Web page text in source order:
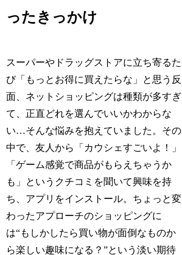
ったきっかけ
スーパーやドラッグストアに立ち寄るた
び「もっとお得に買えたらな」と思う反
面、ネットショッピングは種類が多すぎ
て、正直どれを選んでいいかわからな
い…そんな悩みを抱えていました。その
中で、友人から「カウシェすごいよ！」
「ゲーム感覚で商品がもらえちゃうか
も」というクチコミを聞いて興味を持
ち、アプリをインストール。ちょっと変
わったアプローチのショッピングに
は“もしかしたら買い物が面倒なものか
ら楽しい趣味になる？”という淡い期待